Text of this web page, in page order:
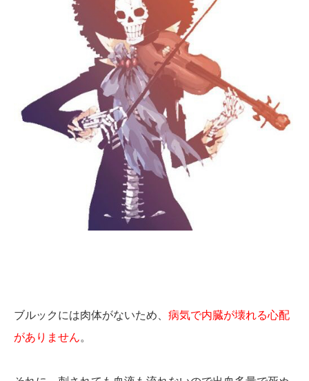
ブルックには肉体がないため、 病気で内臓が壊れる心配
がありません。